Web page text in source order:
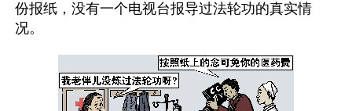
份报纸，没有一个电视台报导过法轮功的真实情
况。